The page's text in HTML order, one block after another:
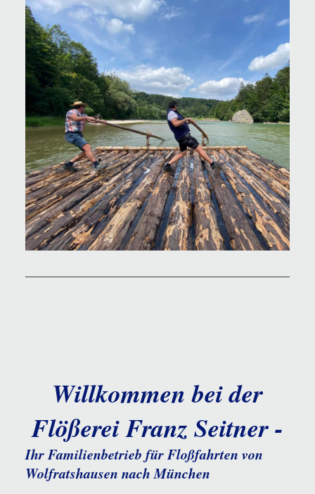
Willkommen bei der
Flößerei Franz Seitner -
Ihr Familienbetrieb für Floßfahrten von
Wolfratshausen nach München